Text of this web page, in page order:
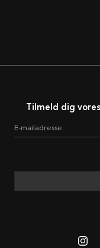
Tilmeld dig
E-mailadresse